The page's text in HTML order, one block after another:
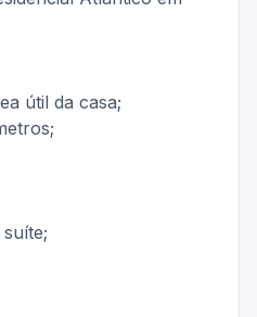
útil da casa;